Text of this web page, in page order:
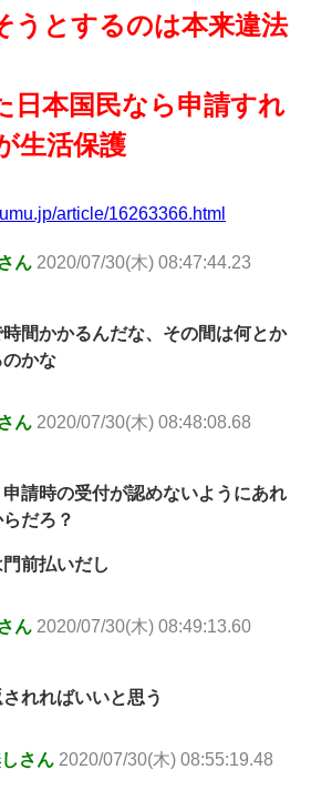
うとするのは本来違法
日本国民なら申請すれ
生活保護
article/16263366.html
ん 2020/07/30(木) 08:47:44.23
間かかるんだな、その間は何とか
のかな
ん 2020/07/30(木) 08:48:08.68
請時の受付が認めないようにあれ
だろ？
前払いだし
ん 2020/07/30(木) 08:49:13.60
れればいいと思う
さん 2020/07/30(木) 08:55:19.48